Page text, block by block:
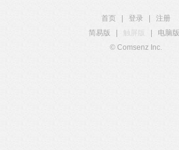
首页 登录
注册
简易版
触屏版 电脑版
© Comsenz Inc.